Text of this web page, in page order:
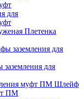
для
Плетенка
для
Шлейф
ПМ